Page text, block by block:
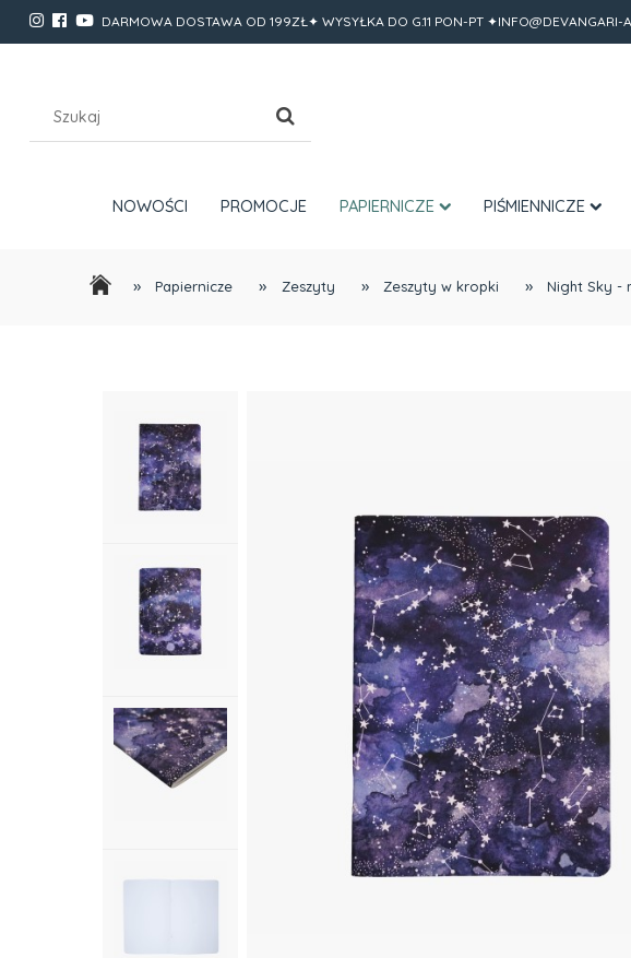
DARMOWA DOSTAWA OD 199ZŁ✦ WYSYŁKA DO G.11 PON-PT ✦INFO@DEVANGARI-
NOWOŚCI PROMOCJE PAPIERNICZE PIŚMIENNICZE
» Papiernicze » Zeszyty » Zeszyty w kropki » Night Sky -